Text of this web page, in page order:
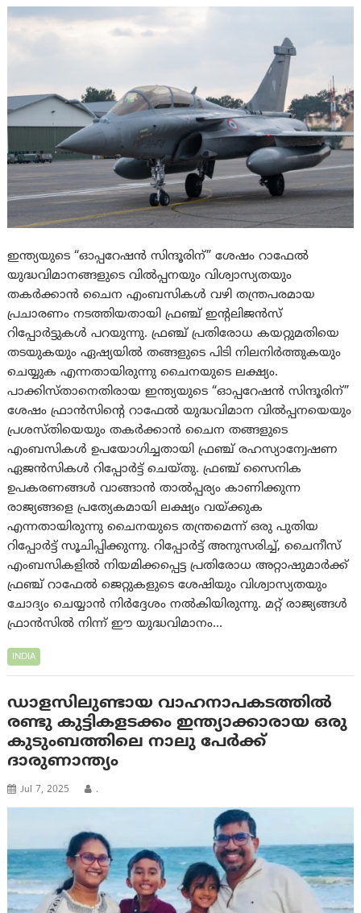
ഇന്ത്യയുടെ “ഓപ്പറേഷൻ സിന്ദൂരിന്” ശേഷം റാഫേൽ
യുദ്ധവിമാനങ്ങളുടെ വിൽപ്പനയും വിശ്വാസ്യതയും
തകർക്കാൻ ചൈന എംബസികൾ വഴി തന്ത്രപരമായ
പ്രചാരണം നടത്തിയതായി ഫ്രഞ്ച് ഇന്റലിജൻസ്
റിപ്പോർട്ടുകൾ പറയുന്നു. ഫ്രഞ്ച് പ്രതിരോധ കയറ്റുമതിയെ
തടയുകയും ഏഷ്യയിൽ തങ്ങളുടെ പിടി നിലനിർത്തുകയും
ചെയ്യുക എന്നതായിരുന്നു ചൈനയുടെ ലക്ഷ്യം.
പാക്കിസ്താനെതിരായ ഇന്ത്യയുടെ “ഓപ്പറേഷൻ സിന്ദൂരിന്”
ശേഷം ഫ്രാൻസിന്റെ റാഫേൽ യുദ്ധവിമാന വിൽപ്പനയെയും
പ്രശസ്തിയെയും തകർക്കാൻ ചൈന തങ്ങളുടെ
എംബസികൾ ഉപയോഗിച്ചതായി ഫ്രഞ്ച് രഹസ്യാന്വേഷണ
ഏജൻസികൾ റിപ്പോർട്ട് ചെയ്തു. ഫ്രഞ്ച് സൈനിക
ഉപകരണങ്ങൾ വാങ്ങാൻ താൽപ്പര്യം കാണിക്കുന്ന
രാജ്യങ്ങളെ പ്രത്യേകമായി ലക്ഷ്യം വയ്ക്കുക
എന്നതായിരുന്നു ചൈനയുടെ തന്ത്രമെന്ന് ഒരു പുതിയ
റിപ്പോർട്ട് സൂചിപ്പിക്കുന്നു. റിപ്പോർട്ട് അനുസരിച്ച്, ചൈനീസ്
എംബസികളിൽ നിയമിക്കപ്പെട്ട പ്രതിരോധ അറ്റാഷുമാർക്ക്
ഫ്രഞ്ച് റാഫേൽ ജെറ്റുകളുടെ ശേഷിയും വിശ്വാസ്യതയും
ചോദ്യം ചെയ്യാൻ നിർദ്ദേശം നൽകിയിരുന്നു. മറ്റ് രാജ്യങ്ങൾ
ഫ്രാൻസിൽ നിന്ന് ഈ യുദ്ധവിമാനം…
INDIA
ഡാളസിലുണ്ടായ വാഹനാപകടത്തില്‍
രണ്ടു കുട്ടികളടക്കം ഇന്ത്യാക്കാരായ ഒരു
കുടുംബത്തിലെ നാലു പേര്‍ക്ക്
ദാരുണാന്ത്യം
Jul 7, 2025 .